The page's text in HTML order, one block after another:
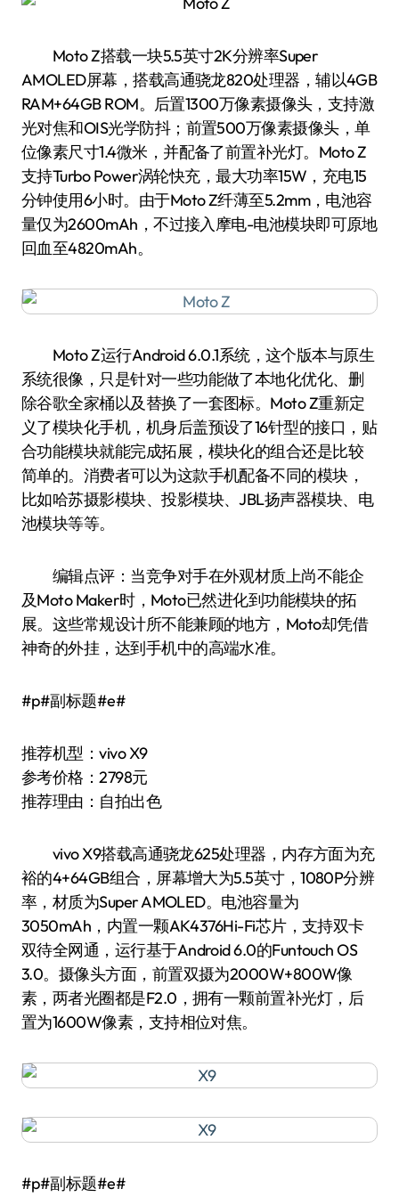
Moto Z搭载一块5.5英寸2K分辨率Super
AMOLED屏幕，搭载高通骁龙820处理器，辅以4GB
RAM+64GB ROM。后置1300万像素摄像头，支持激
光对焦和OIS光学防抖；前置500万像素摄像头，单
位像素尺寸1.4微米，并配备了前置补光灯。Moto Z
支持Turbo Power涡轮快充，最大功率15W，充电15
分钟使用6小时。由于Moto Z纤薄至5.2mm，电池容
量仅为2600mAh，不过接入摩电-电池模块即可原地
回血至4820mAh。
Moto Z运行Android 6.0.1系统，这个版本与原生
系统很像，只是针对一些功能做了本地化优化、删
除谷歌全家桶以及替换了一套图标。Moto Z重新定
义了模块化手机，机身后盖预设了16针型的接口，贴
合功能模块就能完成拓展，模块化的组合还是比较
简单的。消费者可以为这款手机配备不同的模块，
比如哈苏摄影模块、投影模块、JBL扬声器模块、电
池模块等等。
编辑点评：当竞争对手在外观材质上尚不能企
及Moto Maker时，Moto已然进化到功能模块的拓
展。这些常规设计所不能兼顾的地方，Moto却凭借
神奇的外挂，达到手机中的高端水准。
#p#副标题#e#
推荐机型：vivo X9
参考价格：2798元
推荐理由：自拍出色
vivo X9搭载高通骁龙625处理器，内存方面为充
裕的4+64GB组合，屏幕增大为5.5英寸，1080P分辨
率，材质为Super AMOLED。电池容量为
3050mAh，内置一颗AK4376Hi-Fi芯片，支持双卡
双待全网通，运行基于Android 6.0的Funtouch OS
3.0。摄像头方面，前置双摄为2000W+800W像
素，两者光圈都是F2.0，拥有一颗前置补光灯，后
置为1600W像素，支持相位对焦。
#p#副标题#e#